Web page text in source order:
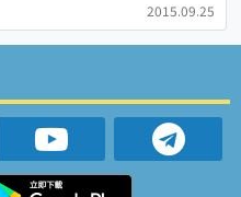
2015.09.25